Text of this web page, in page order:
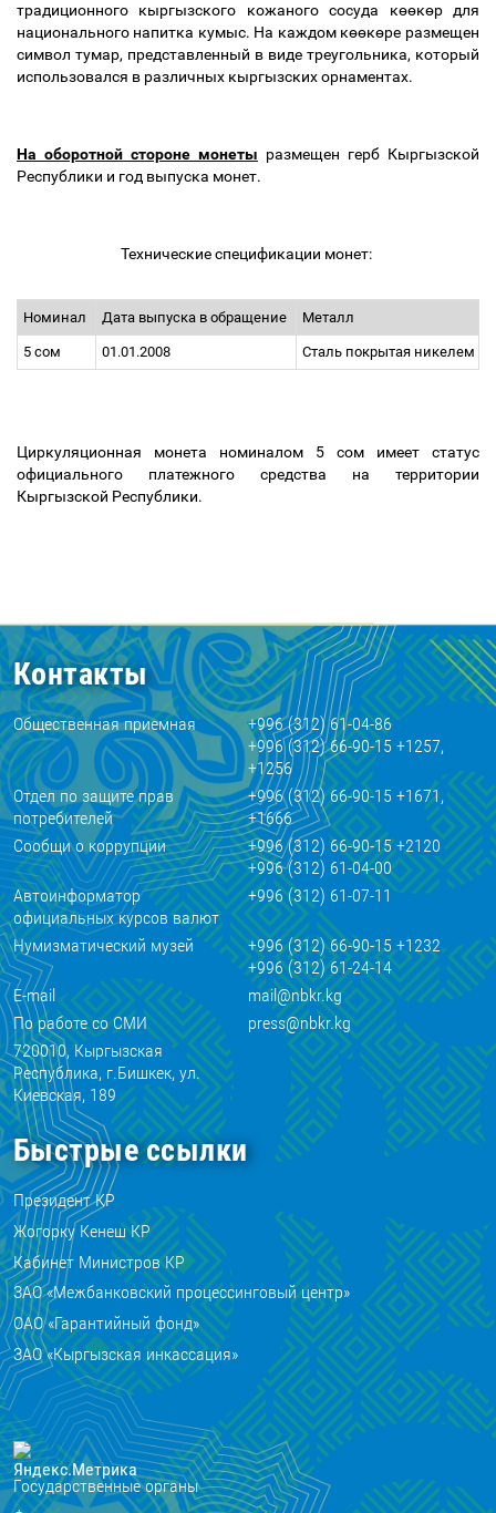
традиционного кыргызского кожаного сосуда көөкөр для
национального напитка кумыс. На каждом көөкөре размещен
символ тумар, представленный в виде треугольника, который
использовался в различных кыргызских орнаментах.
На оборотной стороне монеты размещен герб Кыргызской
Республики и год выпуска монет.
Технические спецификации монет:
Номинал Дата выпуска в обращение Металл
5 сом 01.01.2008 Сталь покрытая никелем
Циркуляционная монета номиналом 5 сом имеет статус
официального платежного средства на территории
Кыргызской Республики.
Контакты
Общественная приемная
+996 (312) 61-04-86
+996 (312) 66-90-15 +1257,
+1256
Отдел по защите прав
потребителей
+996 (312) 66-90-15 +1671,
+1666
Сообщи о коррупции
+996 (312) 66-90-15 +2120
+996 (312) 61-04-00
Автоинформатор
официальных курсов валют
+996 (312) 61-07-11
Нумизматический музей
+996 (312) 66-90-15 +1232
+996 (312) 61-24-14
E-mail
mail@nbkr.kg
По работе со СМИ
press@nbkr.kg
720010, Кыргызская
Республика, г.Бишкек, ул.
Киевская, 189
Быстрые ссылки
Президент КР
Жогорку Кенеш КР
Кабинет Министров КР
ЗАО «Межбанковский процессинговый центр»
ОАО «Гарантийный фонд»
ЗАО «Кыргызская инкассация»
Государственные органы